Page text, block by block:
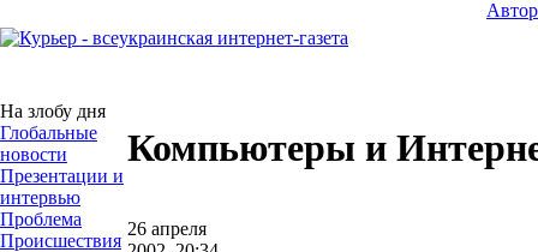
На злобу дня
Глобальные
новости
Презентации и
интервью
Проблема
Происшествия
Компьютеры и
26 апреля